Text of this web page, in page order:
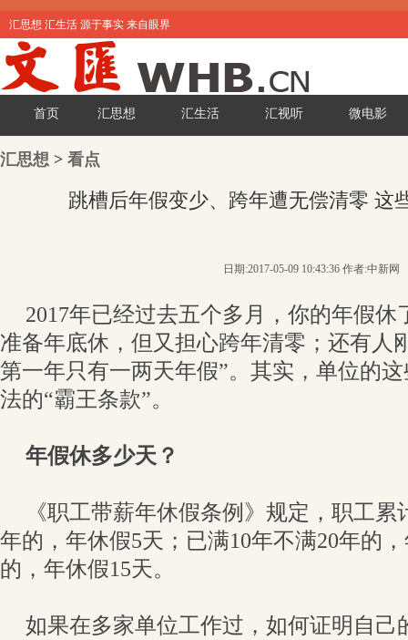
汇思想 汇生活 源于事实 来自眼界
首页 汇思想 汇生活 汇视听 微电影
汇思想 > 看点
跳槽后年假变少、跨年遭无偿清零 这
日期:2017-05-09 10:43:36 作者:中新网
2017年已经过去五个多月，你的年假
准备年底休，但又担心跨年清零；还有人
第一年只有一两天年假”。其实，单位的
法的“霸王条款”。
年假休多少天？
《职工带薪年休假条例》规定，职工累
年的，年休假5天；已满10年不满20年的
的，年休假15天。
如果在多家单位工作过，如何证明自己